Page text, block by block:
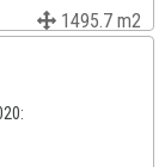
1495.7 m2